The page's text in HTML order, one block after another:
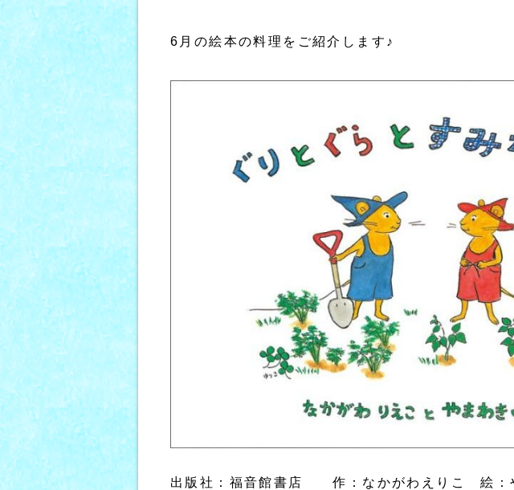
6月の絵本の料理をご紹介します♪
出版社：福音館書店 作：なかがわえりこ 絵：